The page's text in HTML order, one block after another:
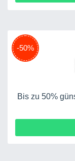
-50%
Bis zu 50%